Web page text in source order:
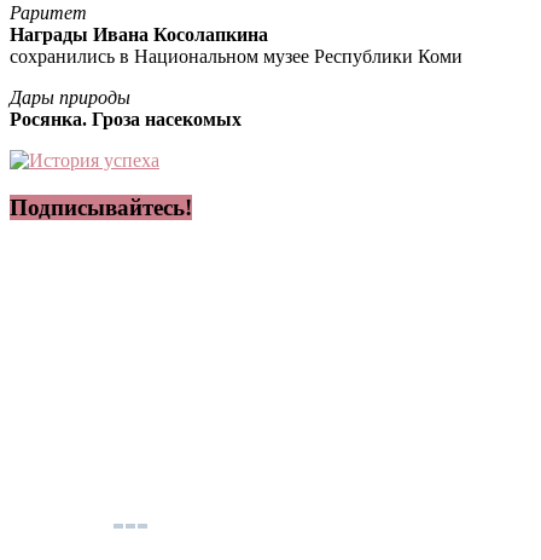
Раритет
Награды Ивана Косолапкина
сохранились в Национальном музее Республики Коми
Дары природы
Росянка. Гроза насекомых
Подписывайтесь!